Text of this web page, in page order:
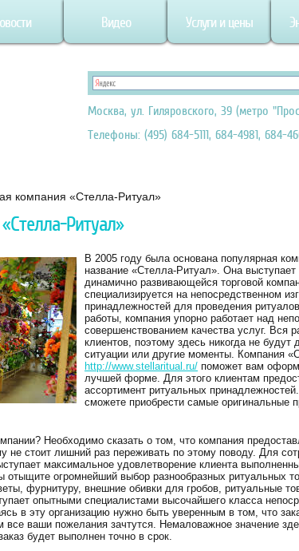
Видео Услуги и цены
Москва, ул. Гиляровского, 39 (метро
Телефоны: (495) 684-5111, 684-4981, 684-
компания «Стелла-Ритуал»
Ритуал»
В 2005 году была основана популярная
название «Стелла-Ритуал». Она выступает
динамично развивающейся торговой
специализируется на непосредственном
принадлежностей для проведения
работы, компания упорно работает над
совершенствованием качества услуг. Вся
клиентов, поэтому здесь никогда не будут
ситуации или другие моменты. Компания
http://www.stellaritual.ru/ поможет вам
лучшей форме. Для этого клиентам
ассортимент ритуальных
сможете приобрести самые оригинальные
Необходимо сказать о том, что компания
не стоит лишний раз переживать по этому поводу. Для
максимальное удовлетворение клиента
отыщите огромнейший выбор разнообразных ритуальных
фурнитуру, внешние обивки для гробов, ритуальные
опытными специалистами высочайшего класса
в эту организацию нужно быть уверенным в том, что
ваши пожелания зачтутся. Немаловажное значение
будет выполнен точно в срок.